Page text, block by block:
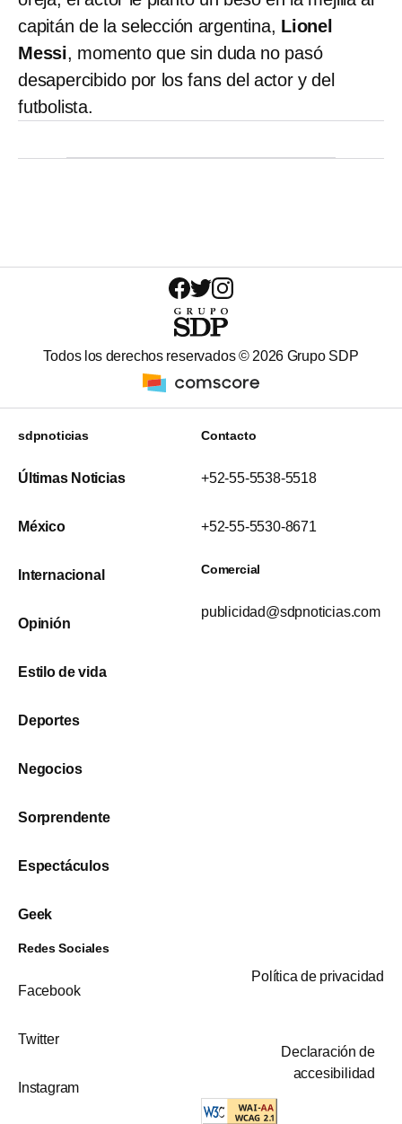
capitán de la selección argentina, Lionel
Messi, momento que sin duda no pasó
desapercibido por los fans del actor y del
futbolista.
Todos los derechos reservados © 2026 Grupo SDP
sdpnoticias
Últimas Noticias
México
Internacional
Opinión
Estilo de vida
Deportes
Negocios
Sorprendente
Espectáculos
Geek
Contacto
+52-55-5538-5518
+52-55-5530-8671
Comercial
publicidad@sdpnoticias.com
Redes Sociales
Facebook
Twitter
Instagram
Política de privacidad
Declaración de
accesibilidad